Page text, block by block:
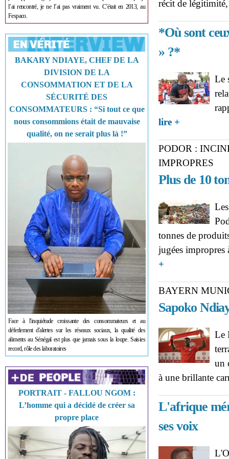
l’ai rencontré, je ne l’ai pas vraiment vu. C’était en 2013, au
Fespaco.
BAKARY NDIAYE, CHEF DE LA
DIVISION DE LA
CONSOMMATION ET DE LA
SÉCURITÉ DES
CONSOMMATEURS : “Si tout ce que
nous consommions était de mauvaise
qualité, on ne serait plus là !”
Face à l'inquiétude croissante des consommateurs et au
déferlement d'alertes sur les réseaux sociaux, la qualité des
aliments au Sénégal est plus que jamais sous la loupe. Saisies
record, rôle des laboratoires
PORTRAIT - FALLOU NGOM :
L’homme qui a décidé de créer sa
propre place
récit de
*Où sont
» ?*
Le
lire +
PODOR :
IMPROPRES
Plus de 10
tonnes de
jugées
+
BAYERN
Sapoko
Le
un
à une brillante
L'afrique
ses voix